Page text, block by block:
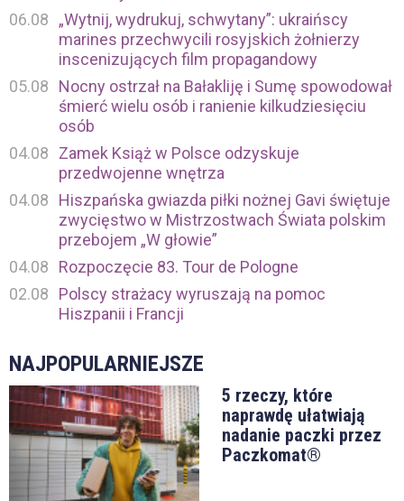
06.08
„Wytnij, wydrukuj, schwytany”: ukraińscy
marines przechwycili rosyjskich żołnierzy
inscenizujących film propagandowy
05.08
Nocny ostrzał na Bałakliję i Sumę spowodował
śmierć wielu osób i ranienie kilkudziesięciu
osób
04.08
Zamek Książ w Polsce odzyskuje
przedwojenne wnętrza
04.08
Hiszpańska gwiazda piłki nożnej Gavi świętuje
zwycięstwo w Mistrzostwach Świata polskim
przebojem „W głowie”
04.08
Rozpoczęcie 83. Tour de Pologne
02.08
Polscy strażacy wyruszają na pomoc
Hiszpanii i Francji
NAJPOPULARNIEJSZE
5 rzeczy, które
naprawdę ułatwiają
nadanie paczki przez
Paczkomat®